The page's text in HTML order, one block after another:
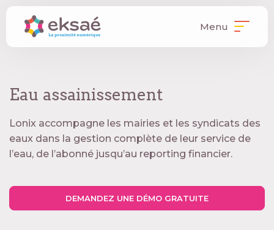
Menu
Eau assainissement
Lonix accompagne les mairies et les syndicats des
eaux dans la gestion complète de leur service de
l’eau, de l’abonné jusqu’au reporting financier.
DEMANDEZ UNE DÉMO GRATUITE